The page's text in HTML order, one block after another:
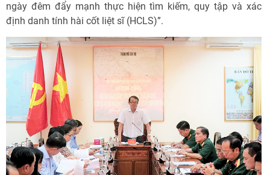
ngày đêm đẩy mạnh thực hiện tìm kiếm, quy tập và xác
định danh tính hài cốt liệt sĩ (HCLS)”.